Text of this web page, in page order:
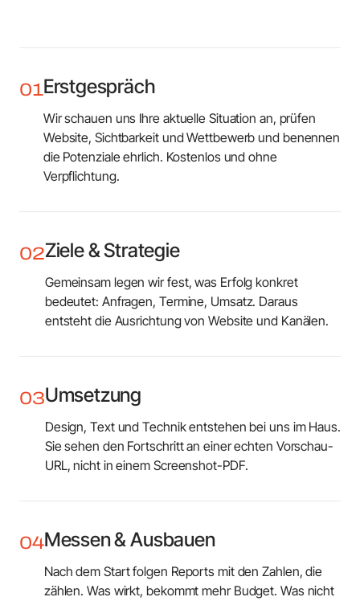
01Erstgespräch
Wir schauen uns Ihre aktuelle Situation an, prüfen
Website, Sichtbarkeit und Wettbewerb und benennen
die Potenziale ehrlich. Kostenlos und ohne
Verpflichtung.
02Ziele & Strategie
Gemeinsam legen wir fest, was Erfolg konkret
bedeutet: Anfragen, Termine, Umsatz. Daraus
entsteht die Ausrichtung von Website und Kanälen.
03Umsetzung
Design, Text und Technik entstehen bei uns im Haus.
Sie sehen den Fortschritt an einer echten Vorschau-
URL, nicht in einem Screenshot-PDF.
04Messen & Ausbauen
Nach dem Start folgen Reports mit den Zahlen, die
zählen. Was wirkt, bekommt mehr Budget. Was nicht